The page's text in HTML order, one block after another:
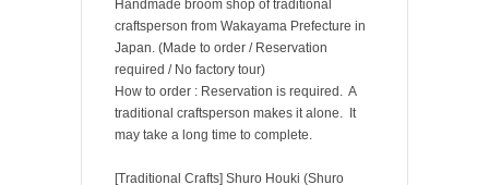
Handmade broom shop of traditional
craftsperson from Wakayama Prefecture in
Japan. (Made to order / Reservation
required / No factory tour)
How to order : Reservation is required. A
traditional craftsperson makes it alone. It
may take a long time to complete.
[Traditional Crafts] Shuro Houki (Shuro